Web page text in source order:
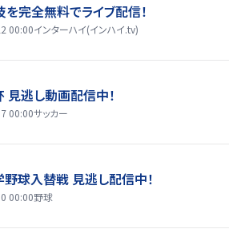
完全無料でライブ配信！
00:00インターハイ(インハイ.tv)
見逃し動画配信中！
00:00サッカー
球入替戦 見逃し配信中！
00:00野球